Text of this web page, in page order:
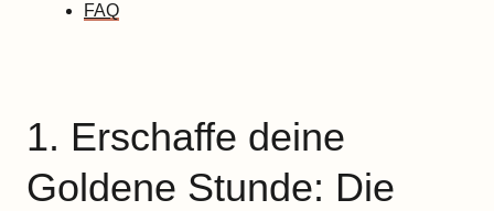
FAQ
1. Erschaffe deine
Goldene Stunde: Die